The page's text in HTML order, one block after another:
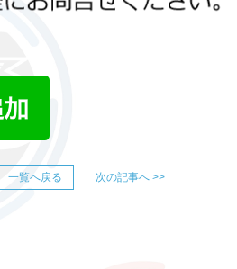
一覧へ戻る 次の記事へ >>